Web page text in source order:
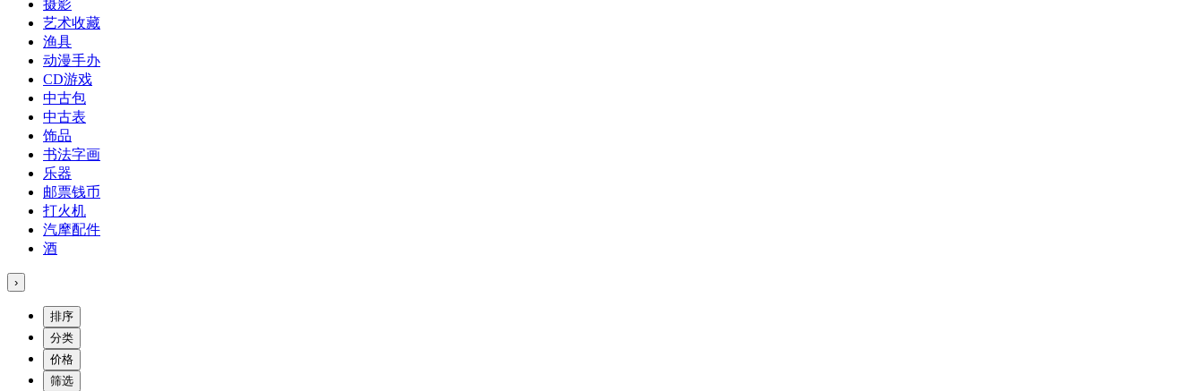
摄影
艺术收藏
渔具
动漫手办
CD游戏
中古包
中古表
饰品
书法字画
乐器
邮票钱币
打火机
汽摩配件
酒
›
排序
分类
价格
筛选